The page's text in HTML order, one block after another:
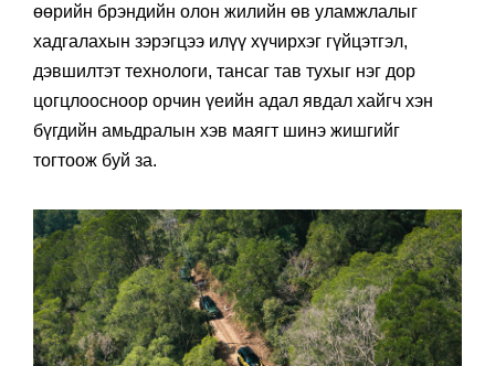
өөрийн брэндийн олон жилийн өв уламжлалыг
хадгалахын зэрэгцээ илүү хүчирхэг гүйцэтгэл,
дэвшилтэт технологи, тансаг тав тухыг нэг дор
цогцлоосноор орчин үеийн адал явдал хайгч хэн
бүгдийн амьдралын хэв маягт шинэ жишгийг
тогтоож буй за.